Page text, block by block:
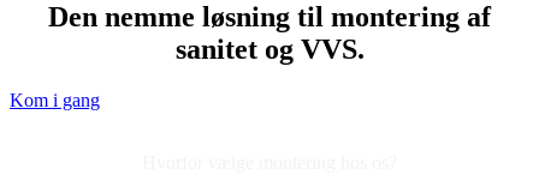
Den nemme løsning til montering af
sanitet og VVS.
Kom i gang